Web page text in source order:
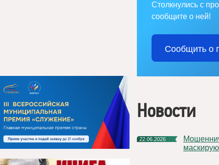
Столкнулись с
сообщите о ней!
Сообщить о
Новости
22.06.2026
Мошенническая схема в мессенджерах: как аферисты